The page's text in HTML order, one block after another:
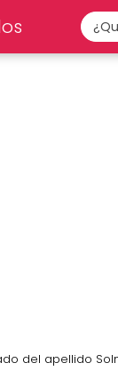
del apellido